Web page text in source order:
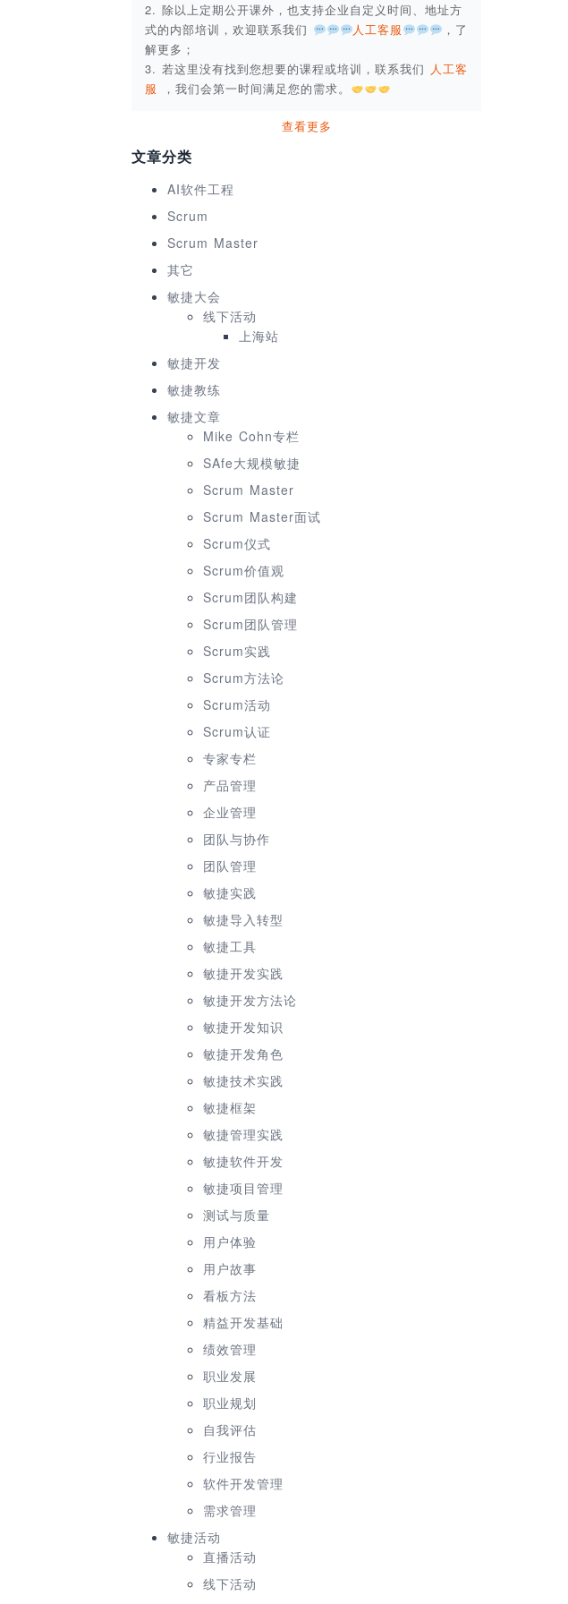
2. 除以上定期公开课外，也支持企业自定义时间、地址方
式的内部培训，欢迎联系我们
人工客服
，了
解更多；
3. 若这里没有找到您想要的课程或培训，联系我们 人工客
服
，我们会第一时间满足您的需求。
查看更多
文章分类
AI软件工程
Scrum
Scrum Master
其它
敏捷大会
线下活动
上海站
敏捷开发
敏捷教练
敏捷文章
Mike Cohn专栏
SAfe大规模敏捷
Scrum Master
Scrum Master面试
Scrum仪式
Scrum价值观
Scrum团队构建
Scrum团队管理
Scrum实践
Scrum方法论
Scrum活动
Scrum认证
专家专栏
产品管理
企业管理
团队与协作
团队管理
敏捷实践
敏捷导入转型
敏捷工具
敏捷开发实践
敏捷开发方法论
敏捷开发知识
敏捷开发角色
敏捷技术实践
敏捷框架
敏捷管理实践
敏捷软件开发
敏捷项目管理
测试与质量
用户体验
用户故事
看板方法
精益开发基础
绩效管理
职业发展
职业规划
自我评估
行业报告
软件开发管理
需求管理
敏捷活动
直播活动
线下活动